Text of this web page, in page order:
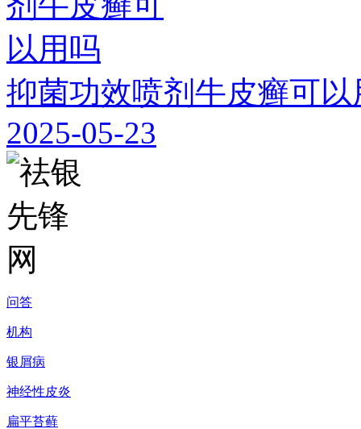
抑菌功效喷剂牛皮癣可以
2025-05-23
问答
机构
银屑病
神经性皮炎
扁平苔藓